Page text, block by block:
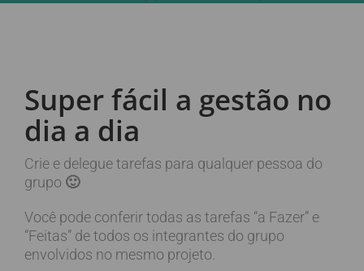
Super fácil a gestão no
dia a dia
Crie e delegue tarefas para qualquer pessoa do
grupo 🙂
Você pode conferir todas as tarefas “a Fazer” e
“Feitas” de todos os integrantes do grupo
envolvidos no mesmo projeto.